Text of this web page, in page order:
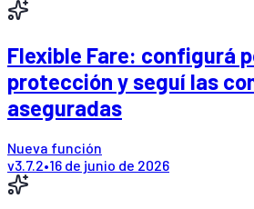
Flexible Fare: configurá
protección y seguí las
aseguradas
Nueva función
v3.7.2•16 de junio de 2026